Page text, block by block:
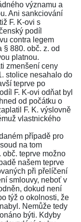
významu a
Ani sankciování
F. K-ovi s
podíl
contra legem
§ 880. obč. z. od
platnou.
zmenšení ceny
stolice nesahalo do
teprve po
F. K-ovi odňat byl
od počátku o
F. K. výslovně
vlastnického
případě pro
na tom
obč. teprve možno
našem teprve
při přelíčení
smlouvy, neboť v
dokud není
týž o okolnosti, že
Nemůže tedy
býti. Kdyby